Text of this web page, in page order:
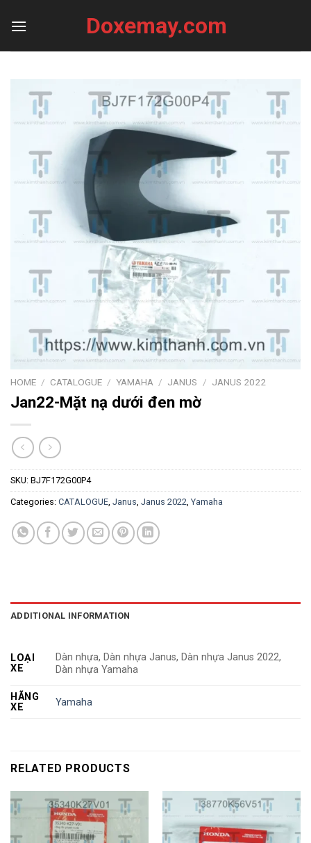
Doxemay.com
HOME / CATALOGUE / YAMAHA / JANUS / JANUS 2022
Jan22-Mặt nạ dưới đen mờ
SKU: BJ7F172G00P4
Categories: CATALOGUE, Janus, Janus 2022, Yamaha
ADDITIONAL INFORMATION
LOẠI
XE
Dàn nhựa, Dàn nhựa Janus, Dàn nhựa Janus 2022,
Dàn nhựa Yamaha
HÃNG
XE
Yamaha
RELATED PRODUCTS